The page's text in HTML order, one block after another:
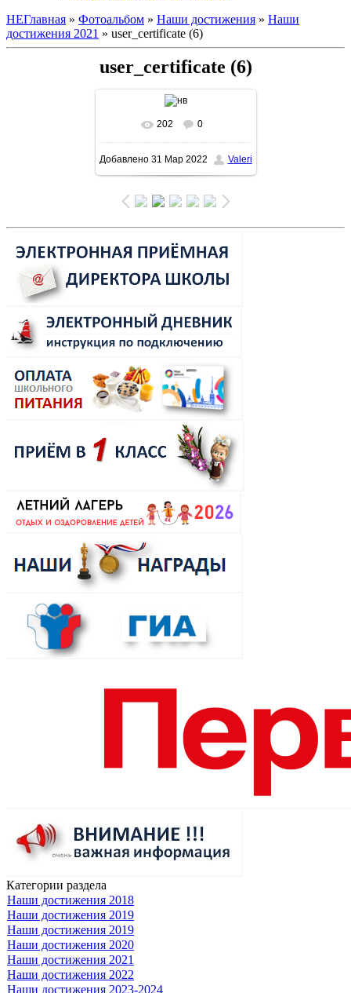
НЕГлавная » Фотоальбом » Наши достижения » Наши
достижения 2021 » user_certificate (6)
user_certificate (6)
В реальном размере
1600x1131/ 206.7Kb
202 0
Добавлено31 Мар 2022 Valeri
Категории раздела
Наши достижения 2018
Наши достижения 2019
Наши достижения 2019
Наши достижения 2020
Наши достижения 2021
Наши достижения 2022
Наши достижения 2023-2024